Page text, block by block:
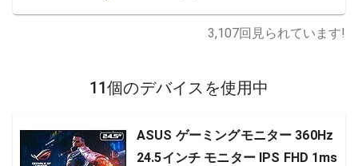
3,107回見られています!
11個のデバイスを使用中
ASUS ゲーミングモニター 360Hz
24.5インチ モニター IPS FHD 1ms